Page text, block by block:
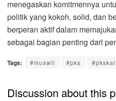
menegaskan komitmennya
politik yang kokoh, solid, dan
berperan aktif dalam
sebagai bagian penting dari
Tags: #muswil #pks
Discussion about this